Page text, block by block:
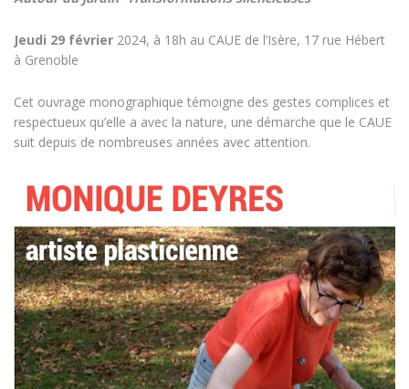
Jeudi 29 février 2024, à 18h au CAUE de l’Isère, 17 rue Hébert
à Grenoble
Cet ouvrage monographique témoigne des gestes complices et
respectueux qu’elle a avec la nature, une démarche que le CAUE
suit depuis de nombreuses années avec attention.